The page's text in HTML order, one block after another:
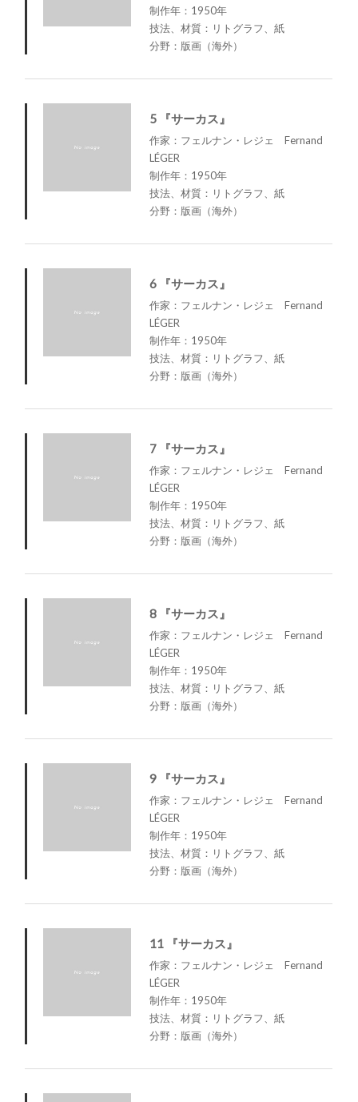
制作年：1950年
技法、材質：リトグラフ、紙
分野：版画（海外）
5 『サーカス』
作家：フェルナン・レジェ Fernand
LÉGER
制作年：1950年
技法、材質：リトグラフ、紙
分野：版画（海外）
6 『サーカス』
作家：フェルナン・レジェ Fernand
LÉGER
制作年：1950年
技法、材質：リトグラフ、紙
分野：版画（海外）
7 『サーカス』
作家：フェルナン・レジェ Fernand
LÉGER
制作年：1950年
技法、材質：リトグラフ、紙
分野：版画（海外）
8 『サーカス』
作家：フェルナン・レジェ Fernand
LÉGER
制作年：1950年
技法、材質：リトグラフ、紙
分野：版画（海外）
9 『サーカス』
作家：フェルナン・レジェ Fernand
LÉGER
制作年：1950年
技法、材質：リトグラフ、紙
分野：版画（海外）
11 『サーカス』
作家：フェルナン・レジェ Fernand
LÉGER
制作年：1950年
技法、材質：リトグラフ、紙
分野：版画（海外）